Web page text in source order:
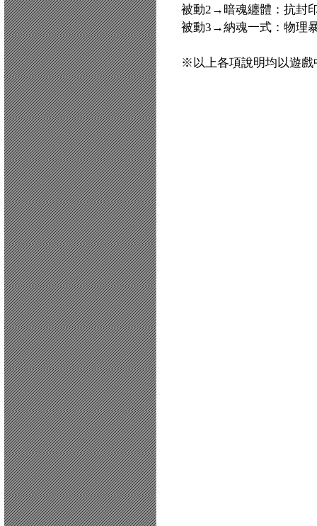
被動2→暗魂纏體：抗封
被動3→納魂一式：物理
※以上各項說明均以遊戲